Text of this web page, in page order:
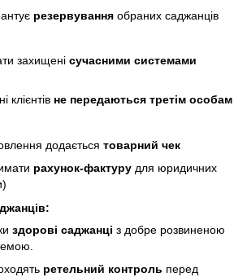
резервування обраних саджанців
захищені сучасними системами
клієнтів не передаються третім особам
додається товарний чек
рахунок-фактуру для юридичних
здорові саджанці з добре розвиненою
ретельний контроль перед